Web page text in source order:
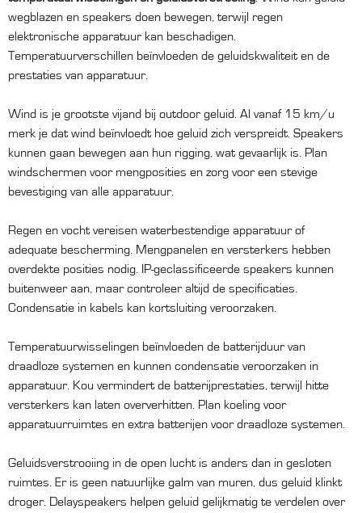
wegblazen en speakers doen bewegen, terwijl regen
elektronische apparatuur kan beschadigen.
Temperatuurverschillen beïnvloeden de geluidskwaliteit en de
prestaties van apparatuur.
Wind is je grootste vijand bij outdoor geluid. Al vanaf 15 km/u
merk je dat wind beïnvloedt hoe geluid zich verspreidt. Speakers
kunnen gaan bewegen aan hun rigging, wat gevaarlijk is. Plan
windschermen voor mengposities en zorg voor een stevige
bevestiging van alle apparatuur.
Regen en vocht vereisen waterbestendige apparatuur of
adequate bescherming. Mengpanelen en versterkers hebben
overdekte posities nodig. IP-geclassificeerde speakers kunnen
buitenweer aan, maar controleer altijd de specificaties.
Condensatie in kabels kan kortsluiting veroorzaken.
Temperatuurwisselingen beïnvloeden de batterijduur van
draadloze systemen en kunnen condensatie veroorzaken in
apparatuur. Kou vermindert de batterijprestaties, terwijl hitte
versterkers kan laten oververhitten. Plan koeling voor
apparatuurruimtes en extra batterijen voor draadloze systemen.
Geluidsverstrooiing in de open lucht is anders dan in gesloten
ruimtes. Er is geen natuurlijke galm van muren, dus geluid klinkt
droger. Delayspeakers helpen geluid gelijkmatig te verdelen over